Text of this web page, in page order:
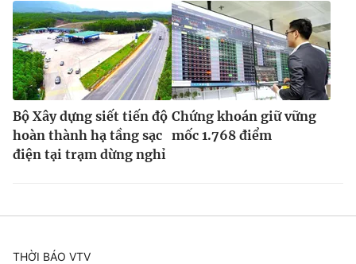
Bộ Xây dựng siết tiến độ
hoàn thành hạ tầng sạc
điện tại trạm dừng nghỉ
Chứng khoán giữ vững
mốc 1.768 điểm
THỜI BÁO VTV